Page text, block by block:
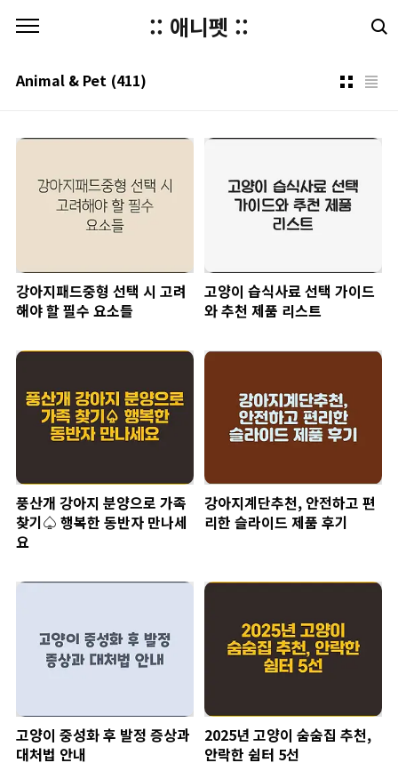
:: 애니펫 ::
Animal & Pet (411)
강아지패드중형 선택 시 고려
해야 할 필수 요소들
고양이 습식사료 선택 가이드
와 추천 제품 리스트
풍산개 강아지 분양으로 가족
찾기♤ 행복한 동반자 만나세
요
강아지계단추천, 안전하고 편
리한 슬라이드 제품 후기
고양이 중성화 후 발정 증상과
대처법 안내
2025년 고양이 숨숨집 추천,
안락한 쉼터 5선